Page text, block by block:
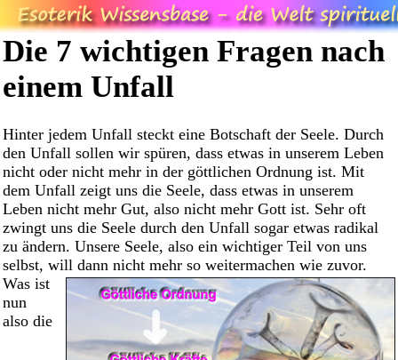
Die 7 wichtigen Fragen nach
einem Unfall
Hinter jedem Unfall steckt eine Botschaft der Seele. Durch
den Unfall sollen wir spüren, dass etwas in unserem Leben
nicht oder nicht mehr in der göttlichen Ordnung ist. Mit
dem Unfall zeigt uns die Seele, dass etwas in unserem
Leben nicht mehr Gut, also nicht mehr Gott ist. Sehr oft
zwingt uns die Seele durch den Unfall sogar etwas radikal
zu ändern. Unsere Seele, also ein wichtiger Teil von uns
selbst, will dann nicht mehr so weitermachen wie zuvor.
Was ist
nun
also die